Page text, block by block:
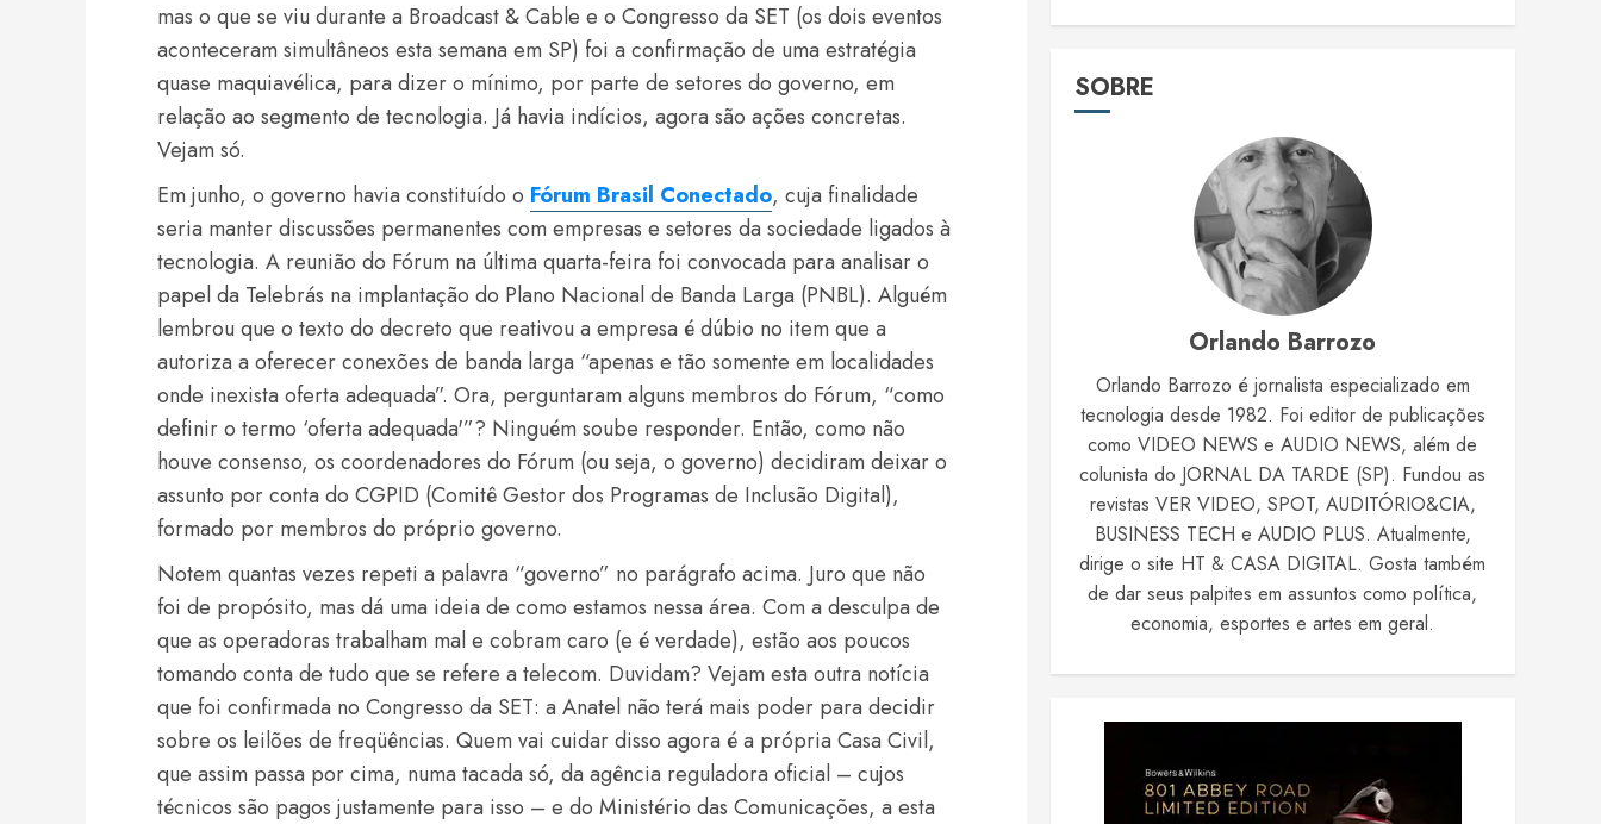
mas o que se viu durante a Broadcast & Cable e o Congresso da SET (os dois eventos
aconteceram simultâneos esta semana em SP) foi a confirmação de uma estratégia
quase maquiavélica, para dizer o mínimo, por parte de setores do governo, em
relação ao segmento de tecnologia. Já havia indícios, agora são ações concretas.
Vejam só.
Em junho, o governo havia constituído o Fórum Brasil Conectado, cuja finalidade
seria manter discussões permanentes com empresas e setores da sociedade ligados à
tecnologia. A reunião do Fórum na última quarta-feira foi convocada para analisar o
papel da Telebrás na implantação do Plano Nacional de Banda Larga (PNBL). Alguém
lembrou que o texto do decreto que reativou a empresa é dúbio no item que a
autoriza a oferecer conexões de banda larga “apenas e tão somente em localidades
onde inexista oferta adequada”. Ora, perguntaram alguns membros do Fórum, “como
definir o termo ‘oferta adequada'”? Ninguém soube responder. Então, como não
houve consenso, os coordenadores do Fórum (ou seja, o governo) decidiram deixar o
assunto por conta do CGPID (Comitê Gestor dos Programas de Inclusão Digital),
formado por membros do próprio governo.
Notem quantas vezes repeti a palavra “governo” no parágrafo acima. Juro que não
foi de propósito, mas dá uma ideia de como estamos nessa área. Com a desculpa de
que as operadoras trabalham mal e cobram caro (e é verdade), estão aos poucos
tomando conta de tudo que se refere a telecom. Duvidam? Vejam esta outra notícia
que foi confirmada no Congresso da SET: a Anatel não terá mais poder para decidir
sobre os leilões de freqüências. Quem vai cuidar disso agora é a própria Casa Civil,
que assim passa por cima, numa tacada só, da agência reguladora oficial – cujos
técnicos são pagos justamente para isso – e do Ministério das Comunicações, a esta
SOBRE
Orlando Barrozo
Orlando Barrozo é jornalista especializado em
tecnologia desde 1982. Foi editor de publicações
como VIDEO NEWS e AUDIO NEWS, além de
colunista do JORNAL DA TARDE (SP). Fundou as
revistas VER VIDEO, SPOT, AUDITÓRIO&CIA,
BUSINESS TECH e AUDIO PLUS. Atualmente,
dirige o site HT & CASA DIGITAL. Gosta também
de dar seus palpites em assuntos como política,
economia, esportes e artes em geral.